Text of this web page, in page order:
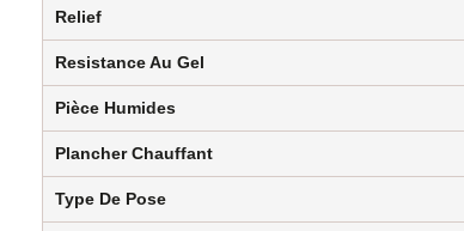
Relief
Resistance Au Gel
Pièce Humides
Plancher Chauffant
Type De Pose